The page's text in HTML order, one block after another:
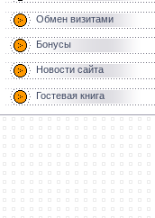
Обмен визитами
Бонусы
Новости сайта
Гостевая книга